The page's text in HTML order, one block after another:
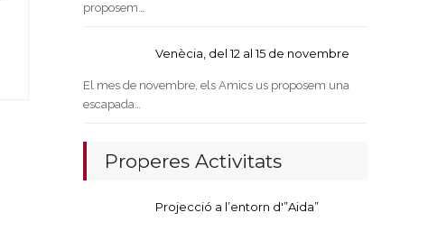
proposem…
Venècia, del 12 al 15 de novembre
El mes de novembre, els Amics us proposem una
escapada…
Properes Activitats
Projecció a l’entorn d'”Aida”